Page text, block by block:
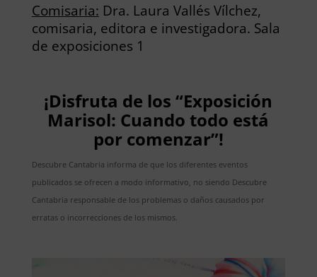
Comisaria: Dra. Laura Vallés Vílchez,
comisaria, editora e investigadora. Sala
de exposiciones 1
¡Disfruta de los “Exposición
Marisol: Cuando todo está
por comenzar”!
Descubre Cantabria informa de que los diferentes eventos
publicados se ofrecen a modo informativo, no siendo Descubre
Cantabria responsable de los problemas o daños causados por
erratas o incorrecciones de los mismos.